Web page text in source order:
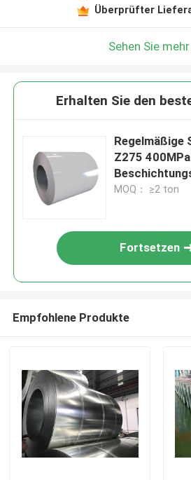
Heim
Produkte
Überprüfter
Sehen Sie
Erhalten Sie den
Regelmäßige
Z275
Baumaterial
MOQ： ≥2 ton
Fortsetzen
Empfohlene Produkte